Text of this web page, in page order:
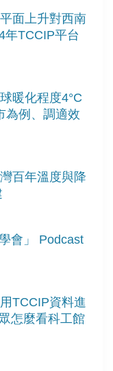
面上升對西南
年TCCIP平台
暖化程度4°C
為例、調適效
百年溫度與降
會」 Podcast
TCCIP資料進
怎麼看科工館